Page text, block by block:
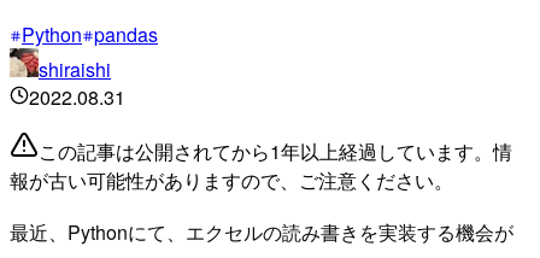
Python pandas
shiraishi
2022.08.31
この記事は公開されてから1年以上経過しています。情
報が古い可能性がありますので、ご注意ください。
最近、Pythonにて、エクセルの読み書きを実装する機会が